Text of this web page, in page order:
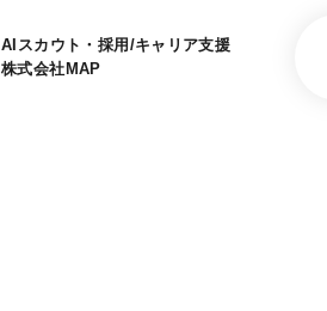
AIスカウト・採用/キャリア支援
株式会社MAP